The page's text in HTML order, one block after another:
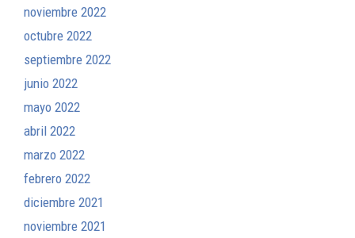
noviembre 2022
octubre 2022
septiembre 2022
junio 2022
mayo 2022
abril 2022
marzo 2022
febrero 2022
diciembre 2021
noviembre 2021